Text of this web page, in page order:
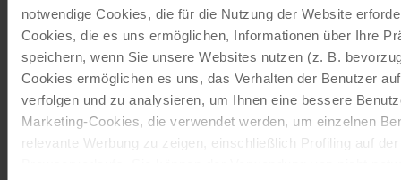
notwendige Cookies, die für die Nutzung der Website
Cookies, die es uns ermöglichen, Informationen über Ihre
speichern, wenn Sie unsere Websites nutzen (z. B.
Cookies ermöglichen es uns, das Verhalten der Benutzer
verfolgen und zu analysieren, um Ihnen eine bessere
Marketing-Cookies, die verwendet werden, um einzelnen
relevante Werbung zu zeigen, einschließlich Profiling auf
JETZT BESTELLEN
Newsletter abonnieren
TOP-Angebote, Aktionen - Immer auf dem
aktuellsten Stand!